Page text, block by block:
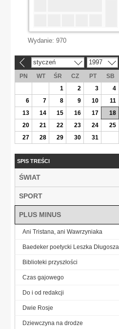
Wydanie: 970
styczeń 1997
PN WT ŚR CZ PT SB
1
2 3 4
6
7 8 9 10 11
13
14 15 16 17 18
20
21 22 23 24 25
27
28 29 30 31
SPIS TREŚCI
ŚWIAT
SPORT
PLUS MINUS
Ani Tristana, ani Wawrzyniaka
Baedeker poetycki Leszka Długosza
Biblioteki przyszłości
Czas gajowego
Do i od redakcji
Dwie Rosje
Dziewczyna na drodze